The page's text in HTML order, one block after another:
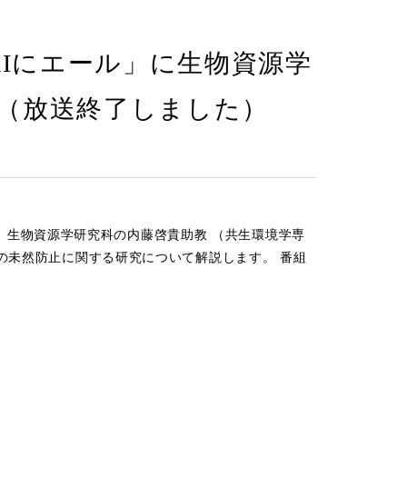
エール」に生物資源学
放送終了しました）
物資源学研究科の内藤啓貴助教 （共生環境学専
然防止に関する研究について解説します。 番組